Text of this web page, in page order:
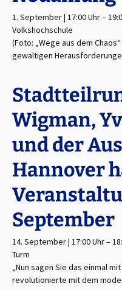
1. September | 17:00 Uhr–
Volkshochschule
(Foto: „Wege aus dem
gewaltigen
Wigman,
und der
Hannover
September
14. September | 17:00 Uhr–
Turm
„Nun sagen Sie das einmal
revolutionierte mit dem